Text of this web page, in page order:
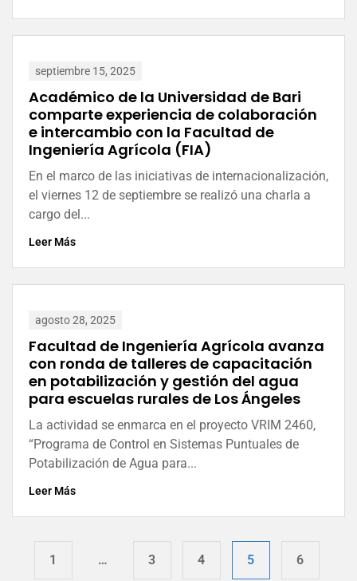
septiembre 15, 2025
Académico de la Universidad de Bari
comparte experiencia de colaboración
e intercambio con la Facultad de
Ingeniería Agrícola (FIA)
En el marco de las iniciativas de internacionalización,
el viernes 12 de septiembre se realizó una charla a
cargo del...
Leer Más
agosto 28, 2025
Facultad de Ingeniería Agrícola avanza
con ronda de talleres de capacitación
en potabilización y gestión del agua
para escuelas rurales de Los Ángeles
La actividad se enmarca en el proyecto VRIM 2460,
“Programa de Control en Sistemas Puntuales de
Potabilización de Agua para...
Leer Más
1 … 3 4 5 6